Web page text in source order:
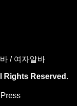
/ 여자알바
Rights Reserved.